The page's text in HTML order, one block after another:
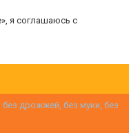
я соглашаюсь с
дрожжей, без муки, без